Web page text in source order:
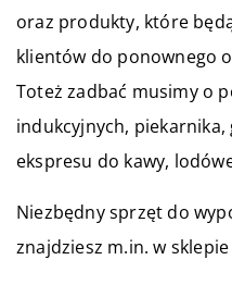
oraz produkty, które
klientów do ponownego
Toteż zadbać musimy o
indukcyjnych,
ekspresu do kawy,
Niezbędny sprzęt do
znajdziesz m.in. w